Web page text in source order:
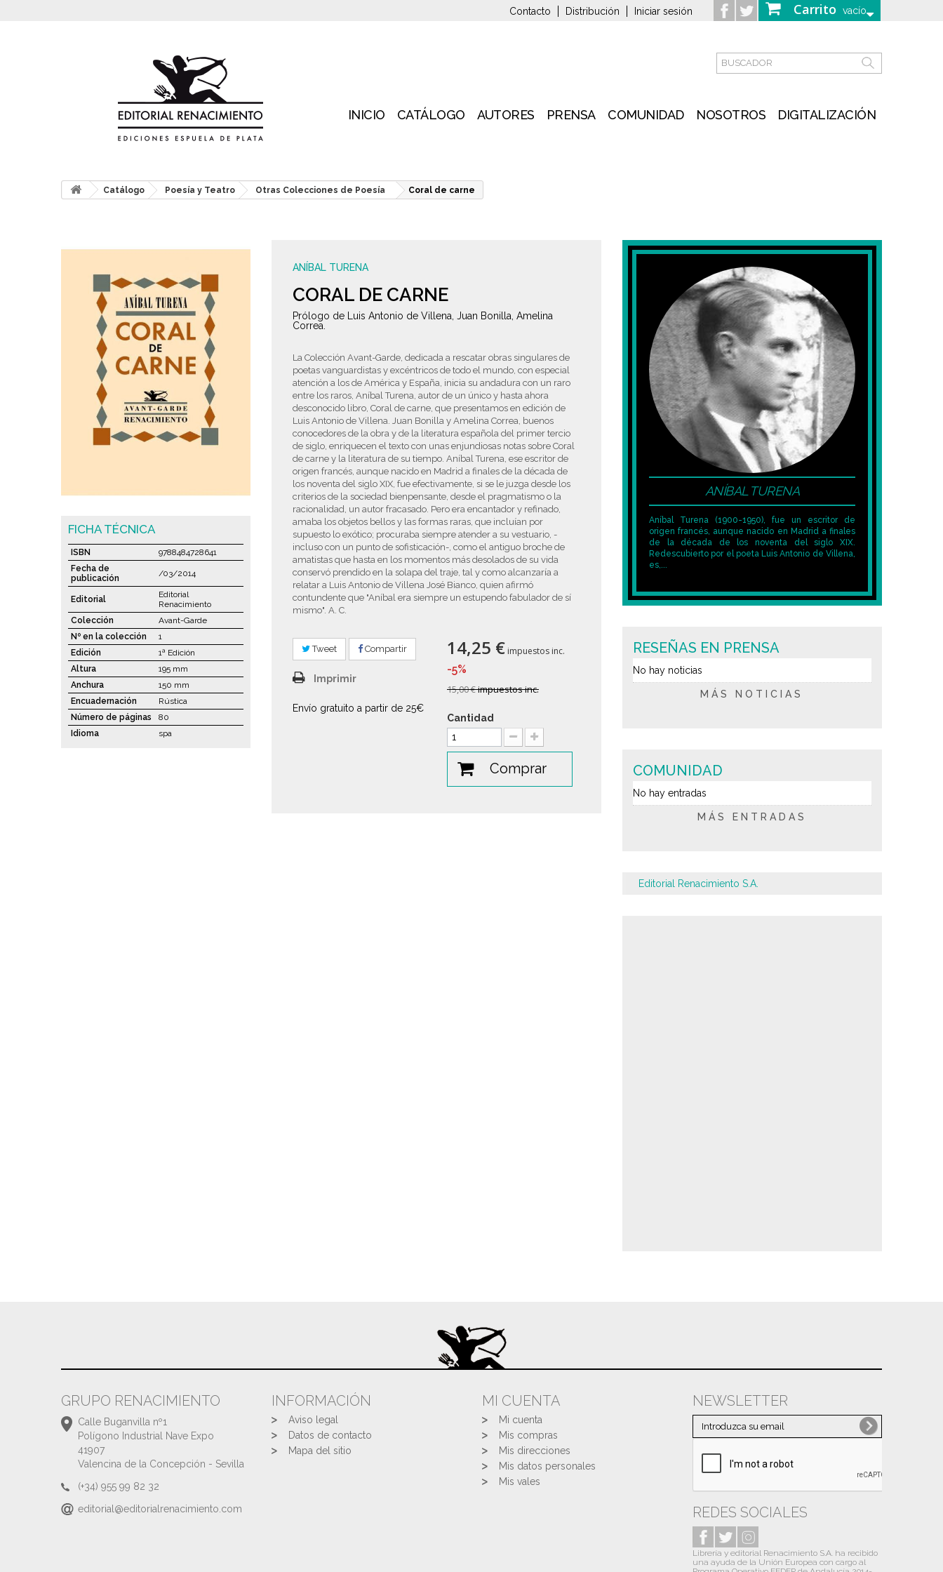
Carrito vacío
Contacto Distribución Iniciar sesión
INICIO CATÁLOGO AUTORES PRENSA COMUNIDAD NOSOTROS DIGITALIZACIÓN
Catálogo Poesía y Teatro Otras Colecciones de Poesía Coral de carne
ANÍBAL TURENA
CORAL DE CARNE
Prólogo de Luis Antonio de Villena, Juan Bonilla, Amelina
Correa.
La Colección Avant-Garde, dedicada a rescatar obras singulares de
poetas vanguardistas y excéntricos de todo el mundo, con especial
atención a los de América y España, inicia su andadura con un raro
entre los raros, Aníbal Turena, autor de un único y hasta ahora
desconocido libro, Coral de carne, que presentamos en edición de
Luis Antonio de Villena. Juan Bonilla y Amelina Correa, buenos
conocedores de la obra y de la literatura española del primer tercio
de siglo, enriquecen el texto con unas enjundiosas notas sobre Coral
de carne y la literatura de su tiempo. Aníbal Turena, ese escritor de
origen francés, aunque nacido en Madrid a finales de la década de
los noventa del siglo XIX, fue efectivamente, si se le juzga desde los
criterios de la sociedad bienpensante, desde el pragmatismo o la
racionalidad, un autor fracasado. Pero era encantador y refinado,
amaba los objetos bellos y las formas raras, que incluían por
supuesto lo exótico; procuraba siempre atender a su vestuario, -
incluso con un punto de sofisticación-, como el antiguo broche de
amatistas que hasta en los momentos más desolados de su vida
conservó prendido en la solapa del traje, tal y como alcanzaría a
relatar a Luis Antonio de Villena José Bianco, quien afirmó
contundente que "Aníbal era siempre un estupendo fabulador de sí
mismo". A. C.
Tweet Compartir
Imprimir
Envío gratuito a partir de 25€
14,25 € impuestos inc.
-5%
15,00 €impuestos inc.
Cantidad
Comprar
FICHA TÉCNICA
ISBN
9788484728641
Fecha de
publicación
/03/2014
Editorial
Editorial
Renacimiento
Colección
Avant-Garde
Nº en la colección
1
Edición
1ª Edición
Altura
195 mm
Anchura
150 mm
Encuadernación
Rústica
Número de páginas
80
Idioma
spa
ANÍBAL TURENA
Aníbal Turena (1900-1950), fue un escritor de
origen francés, aunque nacido en Madrid a finales
de la década de los noventa del siglo XIX.
Redescubierto por el poeta Luis Antonio de Villena,
es,...
RESEÑAS EN PRENSA
No hay noticias
MÁS NOTICIAS
COMUNIDAD
No hay entradas
MÁS ENTRADAS
Editorial Renacimiento S.A.
GRUPO RENACIMIENTO
Calle Buganvilla nº1
Polígono Industrial Nave Expo
41907
Valencina de la Concepción - Sevilla
(+34) 955 99 82 32
editorial@editorialrenacimiento.com
INFORMACIÓN
Aviso legal
Datos de contacto
Mapa del sitio
MI CUENTA
Mi cuenta
Mis compras
Mis direcciones
Mis datos personales
Mis vales
NEWSLETTER
REDES SOCIALES
Librería y editorial Renacimiento S.A. ha recibido
una ayuda de la Unión Europea con cargo al